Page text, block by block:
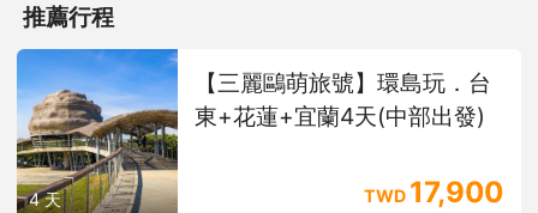
齡或未報名者恕無法享用任何行程內之接送。(如需加購嬰兒安全
◆因旅遊行程皆須承保保險，為了保障同車其他旅客權益以及貴賓
安全，未報名者現場司機有權拒載。
◆若遇天氣不佳或不可抗拒之因素，本公司保有取消或變更行程的
權利。
◆請於規定時間準時集合，行程中如旅客因個人因素私自脫隊或集
合不到視同旅客放棄行程，本公司不予退費。
推薦行程
4 天
【三麗鷗萌旅號】環島玩．台
東+花蓮+宜蘭4天(中部出發)
TWD 17,900